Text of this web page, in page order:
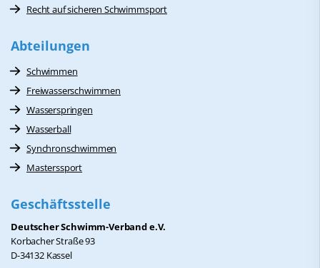
Recht auf sicheren Schwimmsport
Abteilungen
Schwimmen
Freiwasserschwimmen
Wasserspringen
Wasserball
Synchronschwimmen
Masterssport
Geschäftsstelle
Deutscher Schwimm-Verband e.V.
Korbacher Straße 93
D-34132 Kassel